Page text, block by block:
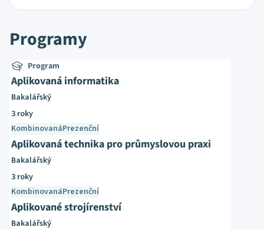
Programy
Program
Aplikovaná informatika
Bakalářský
3 roky
KombinovanáPrezenční
Aplikovaná technika pro průmyslovou praxi
Bakalářský
3 roky
KombinovanáPrezenční
Aplikované strojírenství
Bakalářský